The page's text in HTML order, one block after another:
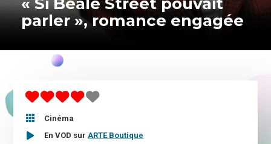
parler », romance engagée

Cinéma
En VOD surARTE Boutique